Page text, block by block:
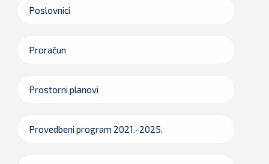
Poslovnici
Proračun
Prostorni planovi
Provedbeni program 2021.-2025.